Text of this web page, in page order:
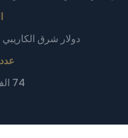
دولار شرق الكاريبي
74 الف (2024)